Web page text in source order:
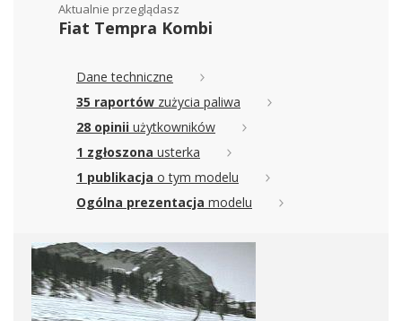
Aktualnie przeglądasz
Fiat Tempra Kombi
Dane techniczne
35 raportów zużycia paliwa
28 opinii użytkowników
1 zgłoszona usterka
1 publikacja o tym modelu
Ogólna prezentacja modelu